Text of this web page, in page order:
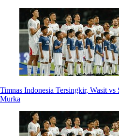
Timnas Indonesia Tersingkir, Wasit
Murka